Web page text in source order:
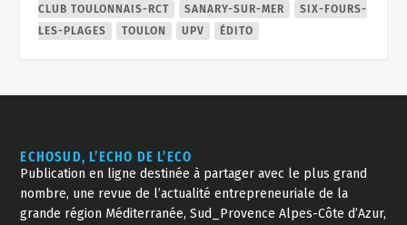
CLUB TOULONNAIS-RCT
SANARY-SUR-MER
SIX-FOURS-
LES-PLAGES
TOULON UPV ÉDITO
ECHOSUD, L’ECHO DE L’ECO
Publication en ligne destinée à partager avec le plus grand
nombre, une revue de l’actualité entrepreneuriale de la
grande région Méditerranée, Sud_Provence Alpes-Côte d’Azur,